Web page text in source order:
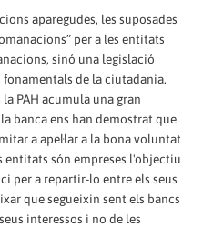
aparegudes, les suposades
per a les entitats
sinó una legislació
de la ciutadania.
PAH acumula una gran
banca ens han demostrat que
a apel·lar a la bona voluntat
entitats són empreses l'objectiu
per a repartir-lo entre els seus
que segueixin sent els bancs
interessos i no de les